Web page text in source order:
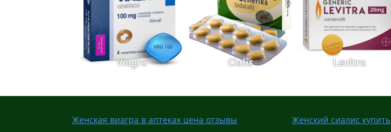
Viagra Cialis Levitra
Женская виагра в аптеках цена отзывы
Женский сиалис купить